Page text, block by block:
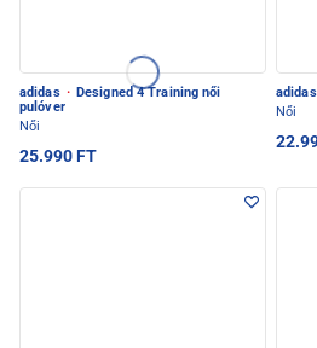
adidas · Designed 4 Training női
pulóver
Női
25.990 FT
adidas
Női